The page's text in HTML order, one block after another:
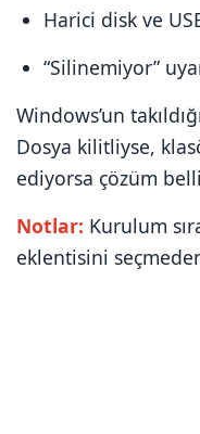
Harici disk ve
“Silinemiyor”
Windows’un
Dosya kilitliyse,
ediyorsa çözüm
Notlar: Kurulum
eklentisini